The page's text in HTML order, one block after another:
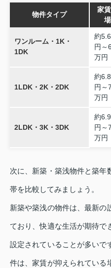
物件タイプ
家
場
ワンルーム・1K・
1DK
約
円～
万円
1LDK・2K・2DK
約
円～
万円
2LDK・3K・3DK
約
円～
万円
次に、新築・築浅物件と築年
帯を比較してみましょう。
新築や築浅の物件は、最新の
ており、快適な生活が期待で
設定されていることが多いで
件は、家賃が抑えられている